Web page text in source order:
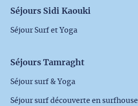
Séjours Sidi Kaouki
Séjour Surf et Yoga
Séjours Tamraght
Séjour surf & Yoga
Séjour surf découverte en surfhouse